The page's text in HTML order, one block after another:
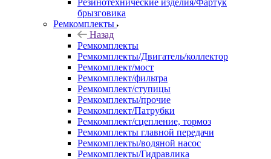
Резинотехнические изделия/Фартук
брызговика
Ремкомплекты
Назад
Ремкомплекты
Ремкомплекты/Двигатель/коллектор
Ремкомплект/мост
Ремкомплект/фильтра
Ремкомплект/ступицы
Ремкомплекты/прочие
Ремкомплект/Патрубки
Ремкомплект/сцепление, тормоз
Ремкомплекты главной передачи
Ремкомплекты/водяной насос
Ремкомплекты/Гидравлика